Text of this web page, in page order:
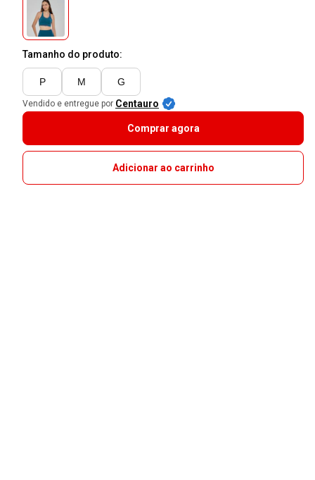
Tamanho do produto:
P M G
Vendido e entregue por Centauro
Comprar agora
Adicionar ao carrinho